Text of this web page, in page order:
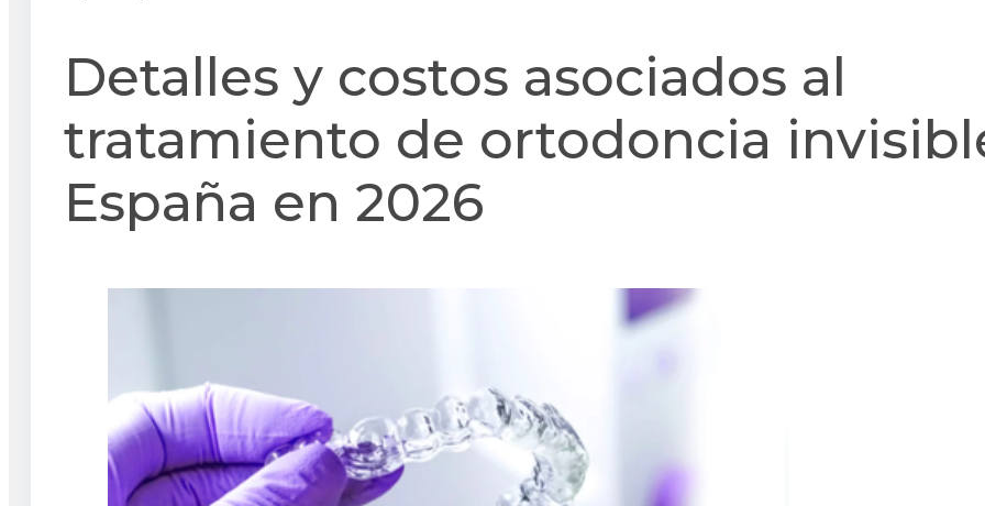
Detalles y costos asociados al
tratamiento de ortodoncia
España en 2026